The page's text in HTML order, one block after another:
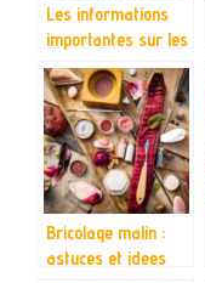
Les informations
importantes sur les
chemins en bois
Bricolage malin :
astuces et idees